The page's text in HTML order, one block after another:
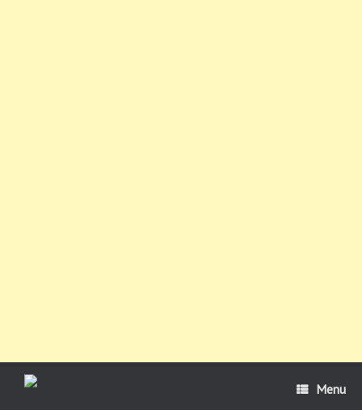
Menu